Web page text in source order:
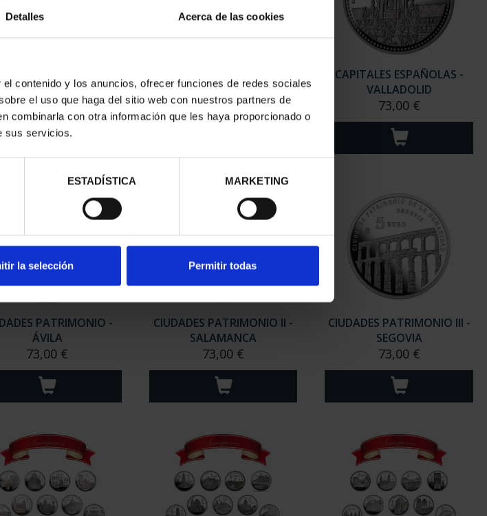
Detalles Acerca de las cookies
contenido y los anuncios, ofrecer funciones de redes sociales
el uso que haga del sitio web con nuestros partners de
combinarla con otra información que les haya proporcionado o
sus servicios.
ESTADÍSTICA MARKETING
la selección Permitir todas
SALAMANCA
73,00 €
SORIA
73,00 €
CAPITALES ESPAÑOLAS -
VALLADOLID
73,00 €
PATRIMONIO -
ÁVILA
73,00 €
CIUDADES PATRIMONIO II -
SALAMANCA
73,00 €
CIUDADES PATRIMONIO III -
SEGOVIA
73,00 €